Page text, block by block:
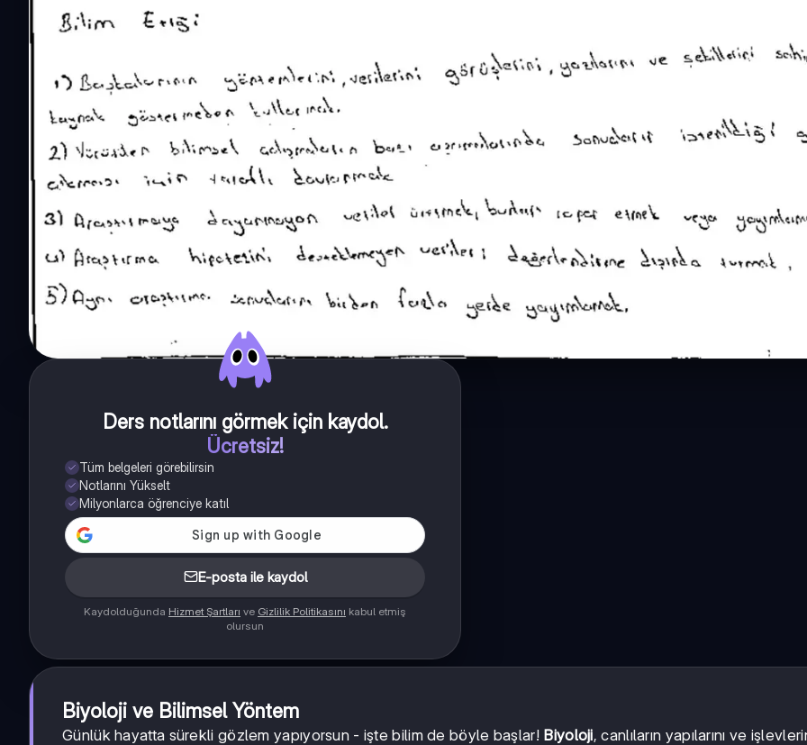
Ders notlarını görmek için kaydol.
Ücretsiz!
Tüm belgeleri görebilirsin
Notlarını Yükselt
Milyonlarca öğrenciye katıl
E-posta ile kaydol
Kaydolduğunda Hizmet Şartları ve Gizlilik Politikasını kabul etmiş
olursun
Biyoloji ve Bilimsel Yöntem
Günlük hayatta sürekli gözlem yapıyorsun - işte bilim de böyle başlar! Biyoloji, canlıların yapılarını ve